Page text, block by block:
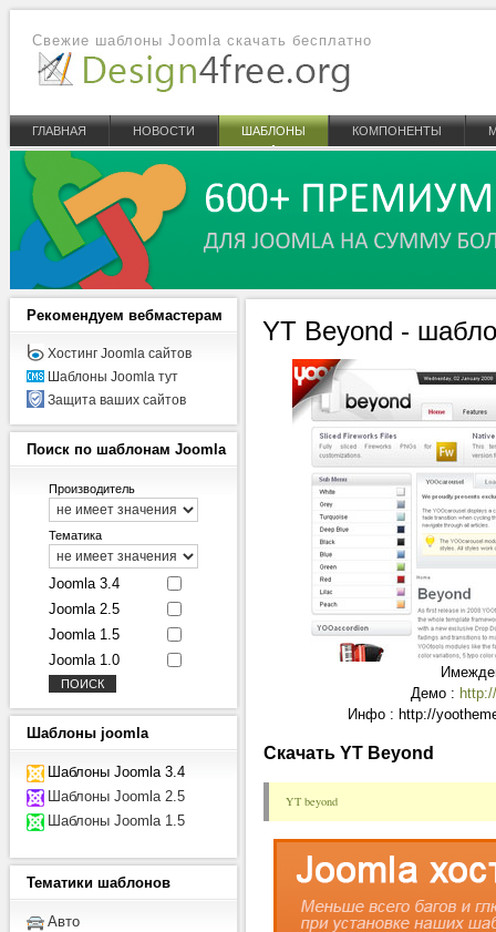
Свежие шаблоны Joomla скачать бесплатно
ГЛАВНАЯ НОВОСТИ ШАБЛОНЫ КОМПОНЕНТЫ
YT Beyond -
Демо :
Инфо : http://
Скачать YT Beyond
YT beyond
Рекомендуем вебмастерам
Хостинг Joomla сайтов
Шаблоны Joomla тут
Защита ваших сайтов
Поиск по шаблонам Joomla
Производитель
Тематика
Joomla 3.4
Joomla 2.5
Joomla 1.5
Joomla 1.0
Шаблоны joomla
Шаблоны Joomla 3.4
Шаблоны Joomla 2.5
Шаблоны Joomla 1.5
Тематики шаблонов
Авто